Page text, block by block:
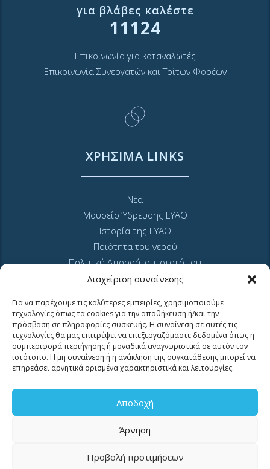
Διαχείριση συναίνεσης
Για να παρέχουμε τις καλύτερες εμπειρίες, χρησιμοποιούμε
τεχνολογίες όπως τα cookies για την αποθήκευση ή/και την
πρόσβαση σε πληροφορίες συσκευής. Η συναίνεση σε αυτές τις
τεχνολογίες θα μας επιτρέψει να επεξεργαζόμαστε δεδομένα όπως η
συμπεριφορά περιήγησης ή μοναδικά αναγνωριστικά σε αυτόν τον
ιστότοπο. Η μη συναίνεση ή η ανάκληση της συγκατάθεσης μπορεί να
επηρεάσει αρνητικά ορισμένα χαρακτηριστικά και λειτουργίες.
Αποδοχή
Άρνηση
Προβολή προτιμήσεων
για βλάβες καλέστε
11124
Επικοινωνία για καταναλωτές
Επικοινωνία Συνεργατών και Τρίτων Φορέων
ΧΡΗΣΙΜΑ LINKS
Νέα
Μουσείο Ύδρευσης ΕΥΑΘ
Ιστορία της ΕΥΑΘ
Ποιότητα του νερού
Πολιτική Απορρήτου Ιστοτόπου
GDPR και προσωπικά δεδομένα
μας. Δείτεεδώ